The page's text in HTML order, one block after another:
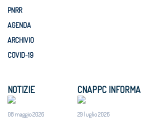
PNRR
AGENDA
ARCHIVIO
COVID-19
NOTIZIE
08 maggio 2026
CNAPPC INFORMA
29 luglio 2026